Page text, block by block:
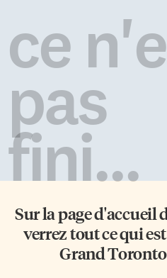
ce
pas
fini...
Sur la page d'accueil
verrez tout ce qui
Grand